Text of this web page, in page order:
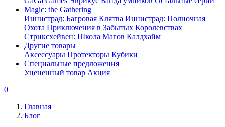
Magic: the Gathering
Иннистрад: Багровая Клятва Иннистрад: Полночная
Охота Приключения в Забытых Королевствах
Стриксхейвен: Школа Магов Калдхайм
Другие товары
Аксессуары Протекторы Кубики
Специальные предложения
Уцененный товар Акция
0
Главная
Блог